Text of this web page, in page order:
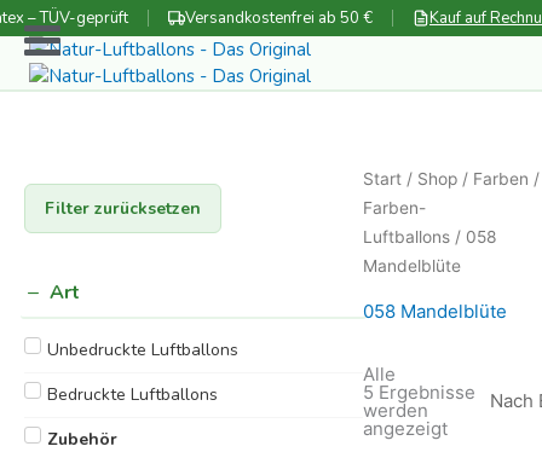
Zum
Inhalt
springen
– TÜV-geprüft Versandkostenfrei ab 50 € Kauf auf
Filter zurücksetzen
Art
Unbedruckte Luftballons
Bedruckte Luftballons
Zubehör
Start / Shop / Farben
Farben-
Luftballons / 058
Mandelblüte
058 Mandelblüte
Alle
5 Ergebnisse
werden
angezeigtNach